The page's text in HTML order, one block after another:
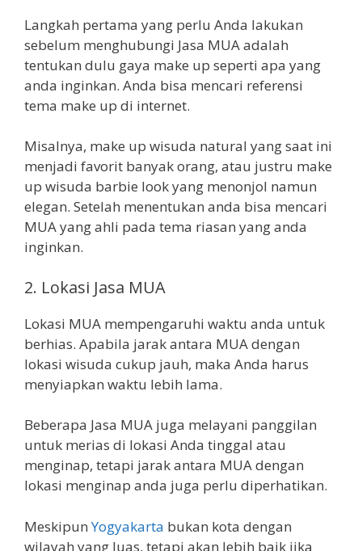
Langkah pertama yang perlu Anda lakukan
sebelum menghubungi Jasa MUA adalah
tentukan dulu gaya make up seperti apa yang
anda inginkan. Anda bisa mencari referensi
tema make up di internet.
Misalnya, make up wisuda natural yang saat ini
menjadi favorit banyak orang, atau justru make
up wisuda barbie look yang menonjol namun
elegan. Setelah menentukan anda bisa mencari
MUA yang ahli pada tema riasan yang anda
inginkan.
2. Lokasi Jasa MUA
Lokasi MUA mempengaruhi waktu anda untuk
berhias. Apabila jarak antara MUA dengan
lokasi wisuda cukup jauh, maka Anda harus
menyiapkan waktu lebih lama.
Beberapa Jasa MUA juga melayani panggilan
untuk merias di lokasi Anda tinggal atau
menginap, tetapi jarak antara MUA dengan
lokasi menginap anda juga perlu diperhatikan.
MeskipunYogyakarta bukan kota dengan
wilayah yang luas, tetapi akan lebih baik jika